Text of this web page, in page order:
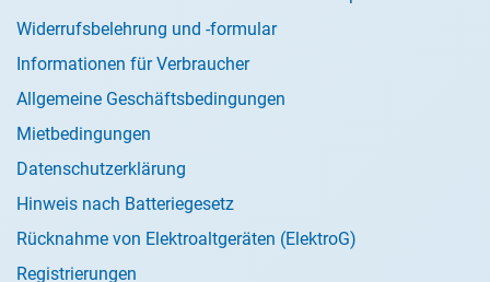
Widerrufsbelehrung und -formular
Informationen für Verbraucher
Allgemeine Geschäftsbedingungen
Mietbedingungen
Datenschutzerklärung
Hinweis nach Batteriegesetz
Rücknahme von Elektroaltgeräten (ElektroG)
Registrierungen